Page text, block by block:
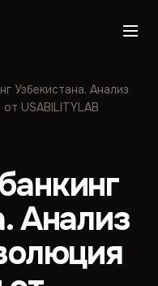
Узбекистана. Анализ
USABILITYLAB
Анализ